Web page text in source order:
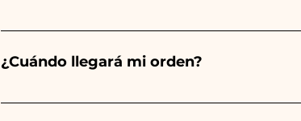
Ceramiche Ania crea y pinta totalmente a
tu evento es antes de los horarios indicados,
¿Cuándo llegará mi orden?
Se garantiza la recepción del pedido 10/15